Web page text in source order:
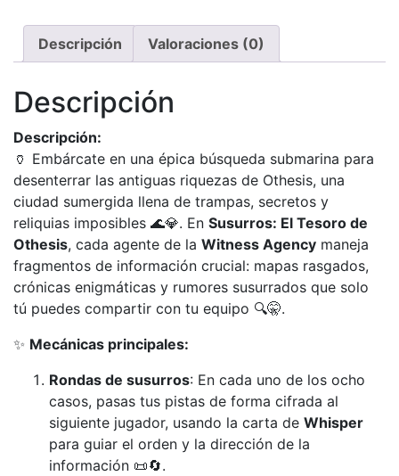
de
Othesis
Descripción Valoraciones (0)
Descripción
Descripción:
🏺 Embárcate en una épica búsqueda submarina para
desenterrar las antiguas riquezas de Othesis, una
ciudad sumergida llena de trampas, secretos y
reliquias imposibles 🌊💎. En Susurros: El Tesoro de
Othesis, cada agente de la Witness Agency maneja
fragmentos de información crucial: mapas rasgados,
crónicas enigmáticas y rumores susurrados que solo
tú puedes compartir con tu equipo 🔍🤫.
✨ Mecánicas principales:
Rondas de susurros: En cada uno de los ocho
casos, pasas tus pistas de forma cifrada al
siguiente jugador, usando la carta de Whisper
para guiar el orden y la dirección de la
información 📜🔄.